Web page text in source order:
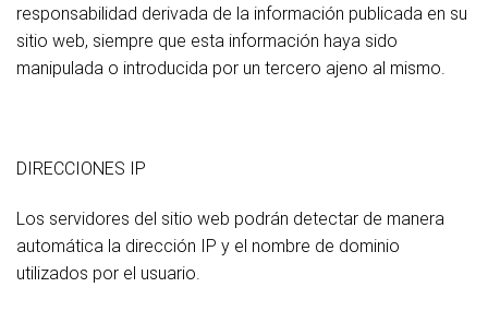
responsabilidad derivada de la información publicada en su
sitio web, siempre que esta información haya sido
manipulada o introducida por un tercero ajeno al mismo.
DIRECCIONES IP
Los servidores del sitio web podrán detectar de manera
automática la dirección IP y el nombre de dominio
utilizados por el usuario.